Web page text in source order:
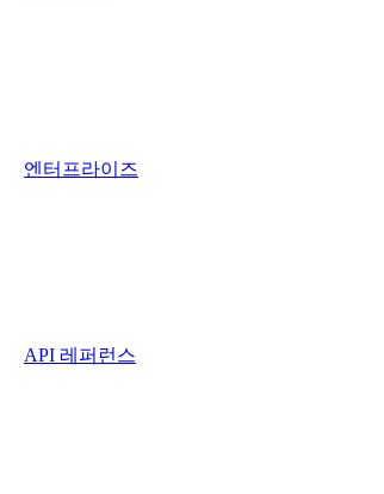
엔터프라이즈
API 레퍼런스